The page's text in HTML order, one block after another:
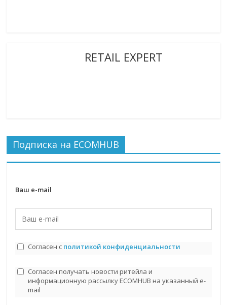
RETAIL EXPERT
Подписка на ECOMHUB
Ваш e-mail
Согласен с политикой конфиденциальности
Согласен получать новости ритейла и
информационную рассылку ECOMHUB на указанный e-
mail